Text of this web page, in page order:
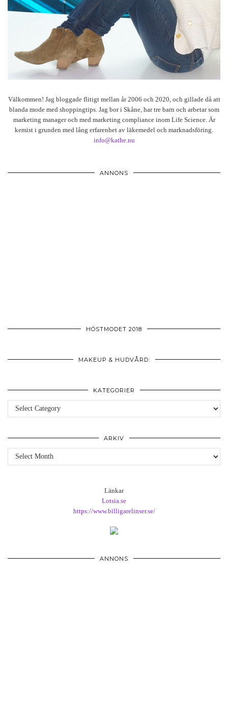
Välkommen! Jag bloggade flitigt mellan år 2006 och 2020, och gillade då att
blanda mode med shoppingtips. Jag bor i Skåne, har tre barn och arbetar som
marketing manager och med marketing compliance inom Life Science. Är
kemist i grunden med lång erfarenhet av läkemedel och marknadsföring.
info@kathe.nu
ANNONS
HÖSTMODET 2018
MAKEUP & HUDVÅRD:
KATEGORIER
Kategorier
ARKIV
Arkiv
Länkar
Lotsia.se
https://www.billigarelinser.se/
ANNONS